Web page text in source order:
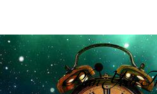
Plan Your